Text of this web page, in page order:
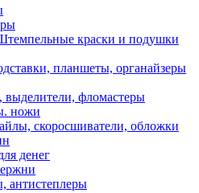
краски и подушки
планшеты, органайзеры
выделители, фломастеры
ножи
скоросшиватели, обложки
денег
антистеплеры